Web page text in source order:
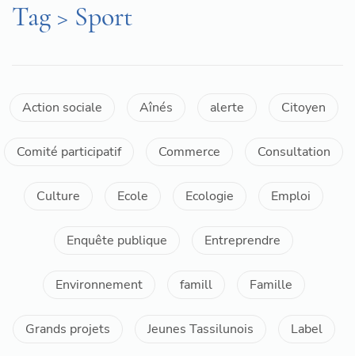
Tag > Sport
Action sociale Aînés alerte Citoyen
Comité participatif Commerce Consultation
Culture Ecole Ecologie Emploi
Enquête publique Entreprendre
Environnement famill Famille
Grands projets Jeunes Tassilunois Label